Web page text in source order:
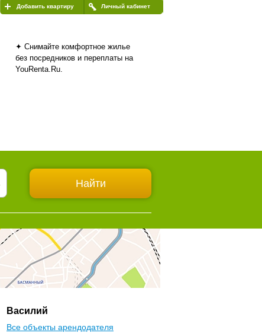
Личный кабинет
Добавить квартиру
✦ Снимайте комфортное жилье
без посредников и переплаты на
YouRenta.Ru.
Василий
Все объекты арендодателя